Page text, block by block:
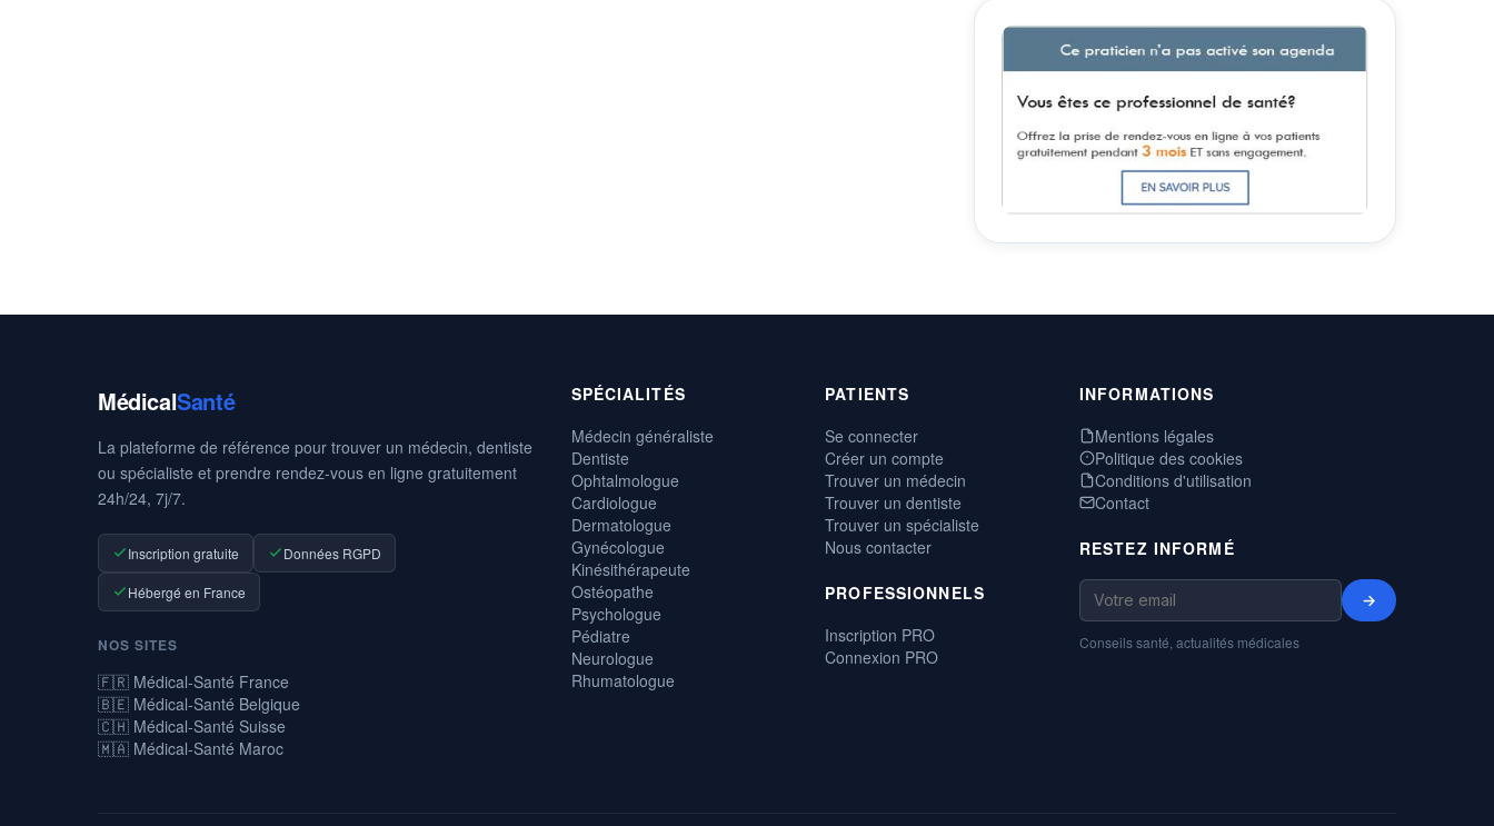
MédicalSanté
La plateforme de référence pour trouver un médecin, dentiste
ou spécialiste et prendre rendez-vous en ligne gratuitement
24h/24, 7j/7.
Inscription gratuite Données RGPD
Hébergé en France
NOS SITES
🇫🇷 Médical-Santé France
🇧🇪 Médical-Santé Belgique
🇨🇭 Médical-Santé Suisse
🇲🇦 Médical-Santé Maroc
SPÉCIALITÉS
Médecin généraliste
Dentiste
Ophtalmologue
Cardiologue
Dermatologue
Gynécologue
Kinésithérapeute
Ostéopathe
Psychologue
Pédiatre
Neurologue
Rhumatologue
PATIENTS
Se connecter
Créer un compte
Trouver un médecin
Trouver un dentiste
Trouver un spécialiste
Nous contacter
PROFESSIONNELS
Inscription PRO
Connexion PRO
INFORMATIONS
Mentions légales
Politique des cookies
Conditions d'utilisation
Contact
RESTEZ INFORMÉ
→
Conseils santé, actualités médicales